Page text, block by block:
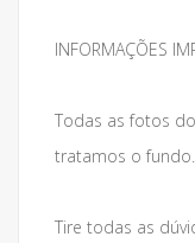
INFORMAÇÕES
Todas as fotos
tratamos o fundo.
Tire todas as